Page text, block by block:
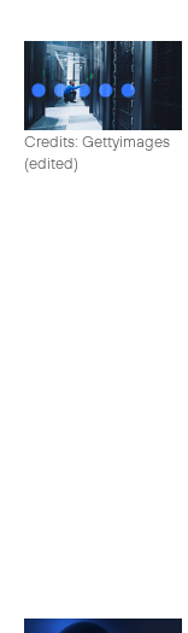
Credits: Gettyimages
(edited)